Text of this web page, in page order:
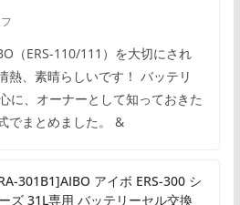
（ERS-110/111）を大切にされ
熱、素晴らしいです！ バッテリ
に、オーナーとして知っておきた
でまとめました。 &
301B1]AIBO アイボ ERS-300 シ
ズ 31L専用 バッテリーセル交換